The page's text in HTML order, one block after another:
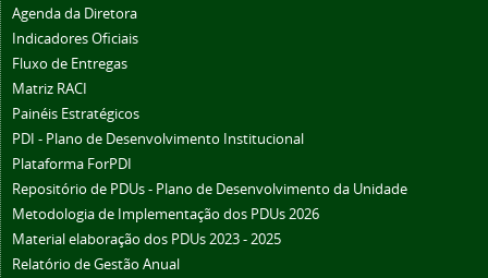
Agenda da Diretora
Indicadores Oficiais
Fluxo de Entregas
Matriz RACI
Painéis Estratégicos
PDI - Plano de Desenvolvimento Institucional
Plataforma ForPDI
Repositório de PDUs - Plano de Desenvolvimento da Unidade
Metodologia de Implementação dos PDUs 2026
Material elaboração dos PDUs 2023 - 2025
Relatório de Gestão Anual